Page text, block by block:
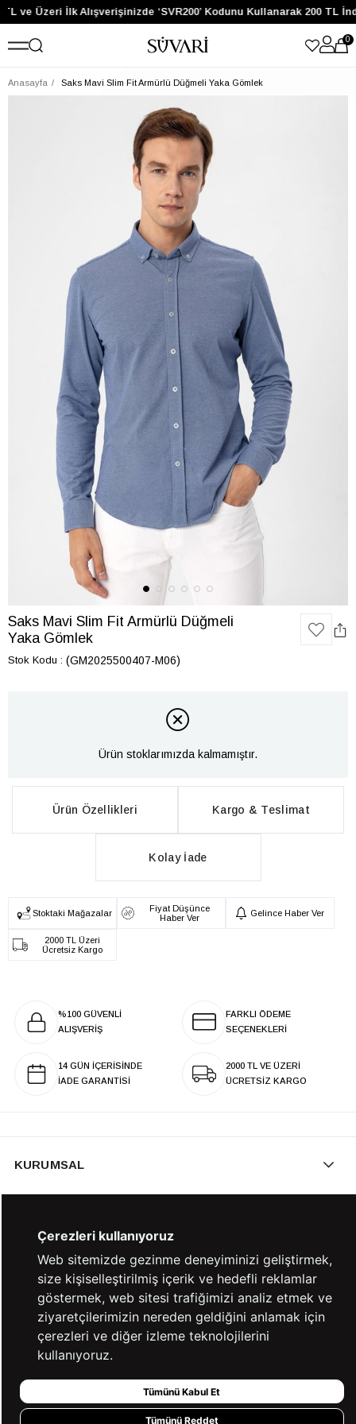
ve Üzeri İlk Alışverişinizde ‘SVR200’ Kodunu Kullanarak 200 TL
0
Anasayfa Saks Mavi Slim Fit Armürlü Düğmeli Yaka Gömlek
Saks Mavi Slim Fit Armürlü Düğmeli
Yaka Gömlek
Stok Kodu (GM2025500407-M06)
Ürün stoklarımızda kalmamıştır.
Ürün Özellikleri Kargo & Teslimat
Kolay İade
Stoktaki Mağazalar
Fiyat Düşünce
Haber Ver
Gelince Haber Ver
2000 TL Üzeri
Ücretsiz Kargo
%100 GÜVENLİ
ALIŞVERİŞ
FARKLI ÖDEME
SEÇENEKLERİ
14 GÜN İÇERİSİNDE
İADE GARANTİSİ
2000 TL VE ÜZERİ
ÜCRETSİZ KARGO
KURUMSAL
YARDIM
BİZE ULAŞIN
HIZLI ERİŞİM
Çerezleri kullanıyoruz
Web sitemizde gezinme deneyiminizi geliştirmek,
size kişiselleştirilmiş içerik ve hedefli reklamlar
göstermek, web sitesi trafiğimizi analiz etmek ve
ziyaretçilerimizin nereden geldiğini anlamak için
çerezleri ve diğer izleme teknolojilerini
kullanıyoruz.
Tümünü Kabul Et
Tümünü Reddet